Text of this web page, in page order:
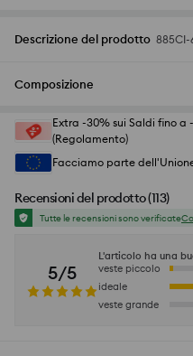
Descrizione del prodotto 885CI-
Composizione
Extra -30% sui Saldi fino
(Regolamento)
Facciamo parte
Recensioni del prodotto(113)
Tutte le recensioni sono verificate
5/5
L'articolo ha una
veste piccolo
ideale
veste grande